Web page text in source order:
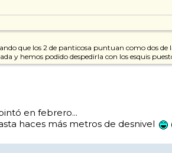
que los 2 de panticosa puntuan como dos
y hemos podido despedirla con los esquis
en febrero...
haces más metros de desnivel